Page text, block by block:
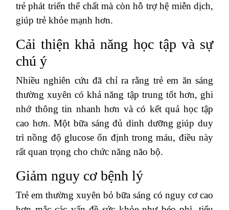
trẻ phát triển thể chất mà còn hỗ trợ hệ miễn dịch,
giúp trẻ khỏe mạnh hơn.
Cải thiện khả năng học tập và sự
chú ý
Nhiều nghiên cứu đã chỉ ra rằng trẻ em ăn sáng
thường xuyên có khả năng tập trung tốt hơn, ghi
nhớ thông tin nhanh hơn và có kết quả học tập
cao hơn. Một bữa sáng đủ dinh dưỡng giúp duy
trì nồng độ glucose ổn định trong máu, điều này
rất quan trọng cho chức năng não bộ.
Giảm nguy cơ bệnh lý
Trẻ em thường xuyên bỏ bữa sáng có nguy cơ cao